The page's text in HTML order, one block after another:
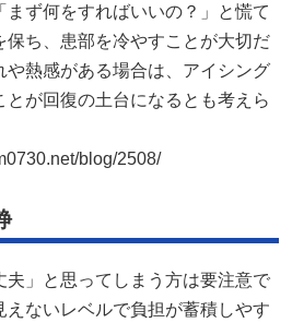
まず何をすればいいの？」と慌て
保ち、患部を冷やすことが大切だ
や熱感がある場合は、アイシング
が回復の土台になるとも考えら
blog/2508/
夫」と思ってしまう方は要注意で
ないレベルで負担が蓄積しやす